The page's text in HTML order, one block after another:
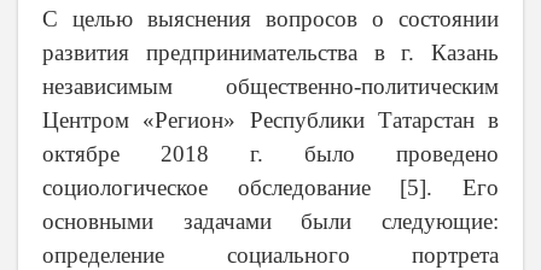
С целью выяснения вопросов о состоянии
развития предпринимательства в г. Казань
независимым общественно-политическим
Центром «Регион» Республики Татарстан в
октябре 2018 г. было проведено
социологическое обследование [5]. Его
основными задачами были следующие:
определение социального портрета